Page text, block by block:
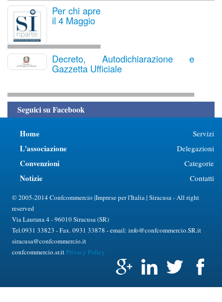
Per chi apre
il 4 Maggio
Decreto, Autodichiarazione e
Gazzetta Ufficiale
Seguici su Facebook
Home
L'associazione
Convenzioni
Notizie
Servizi
Delegazioni
Categorie
Contatti
© 2005-2014 Confcommercio |Imprese per l'Italia | Siracusa - All right
reserved
Via Laurana 4 - 96010 Siracusa (SR)
Tel.0931 33823 - Fax. 0931 33878 - email: info@confcommercio.SR.it
siracusa@confcommercio.it
confcommercio.sr.it Privacy Policy